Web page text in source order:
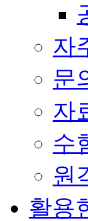
자
문
자
수
원
활용